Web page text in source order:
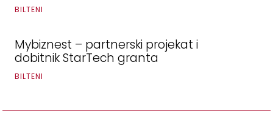
BILTENI
Mybiznest – partnerski projekat i
dobitnik StarTech granta
BILTENI